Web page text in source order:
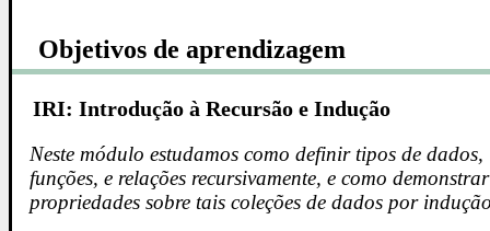
Objetivos de aprendizagem
IRI: Introdução à Recursão e Indução
Neste módulo estudamos como definir tipos de dados,
funções, e relações recursivamente, e como demonstrar
propriedades sobre tais coleções de dados por